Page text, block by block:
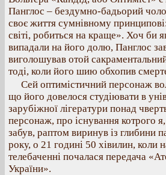
Панглос – бездумно-бадьорий
своє життя сумнівному
світі, робиться на краще». Хоч би
випадали на його долю, Панглос
виголошував отой
тоді, коли його шию обхопив
Сей оптимістичний персонаж
що його довелося студіювати в
зарубіжної лігератури понад
персонаж, про існування котрого
забув, раптом виринув із глибини
року, о 21 годині 50 хівилин, коли
телебаченні почалася передача
України».